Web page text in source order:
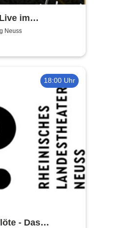
im
| Könige für
Neuss
18:00 Uhr
- Das